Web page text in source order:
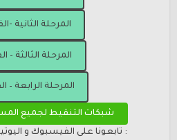
المرحلة الثانية -
المرحلة الثالثة –
المرحلة الرابعة –
شبكات التنقيط لجميع
: تابعونا على الفيسبوك و